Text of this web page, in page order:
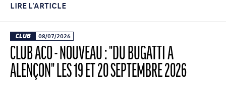
LIRE L'ARTICLE
CLUB 08/07/2026
CLUB ACO - NOUVEAU : "DU BUGATTI À
ALENÇON" LES 19 ET 20 SEPTEMBRE 2026